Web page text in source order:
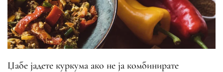
Џабе јадете куркума ако не ја комбинирате